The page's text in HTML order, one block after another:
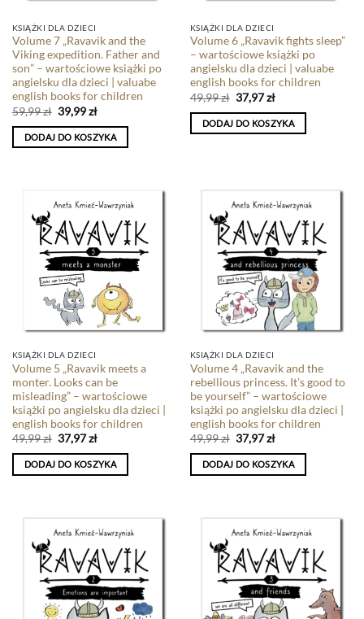
KSIĄŻKI DLA DZIECI
Volume 7 „Ravavik and the
Viking expedition. Father and
son” – wartościowe książki po
angielsku dla dzieci | valuabe
english books for children
59,99zł 39,99zł
DODAJ DO KOSZYKA
KSIĄŻKI DLA DZIECI
Volume 6 „Ravavik fights sleep”
– wartościowe książki po
angielsku dla dzieci | valuabe
english books for children
49,99zł 37,97zł
DODAJ DO KOSZYKA
KSIĄŻKI DLA DZIECI
Volume 5 „Ravavik meets a
monter. Looks can be
misleading” – wartościowe
książki po angielsku dla dzieci |
english books for children
49,99zł 37,97zł
DODAJ DO KOSZYKA
KSIĄŻKI DLA DZIECI
Volume 4 „Ravavik and the
rebellious princess. It’s good to
be yourself” – wartościowe
książki po angielsku dla dzieci |
english books for children
49,99zł 37,97zł
DODAJ DO KOSZYKA